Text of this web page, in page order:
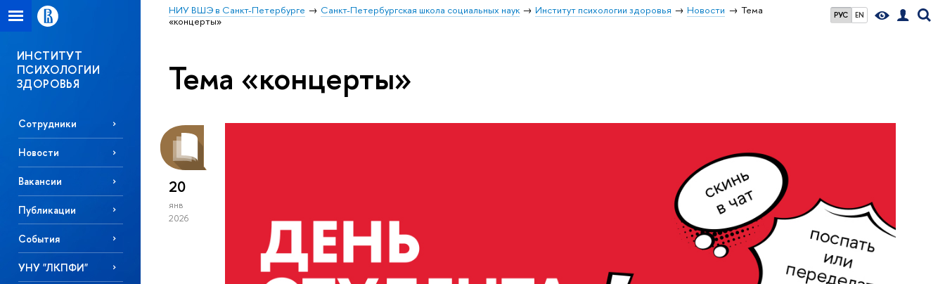
РУС EN
НИУ ВШЭ в Санкт-Петербурге Санкт-Петербургская школа социальных наук Институт психологии здоровья Новости
Тема
«концерты»
ИНСТИТУТ
ПСИХОЛОГИИ
ЗДОРОВЬЯ
Сотрудники
Новости
Вакансии
Публикации
События
УНУ "ЛКПФИ"
Тема «концерты»
20
янв
2026